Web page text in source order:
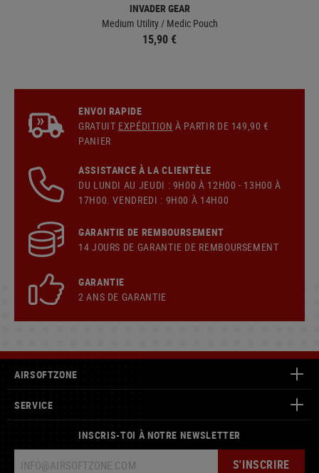
INVADER GEAR
Medium Utility / Medic Pouch
15,90 €
ENVOI RAPIDE
GRATUIT EXPÉDITION À PARTIR DE 149,90 €
PANIER
ASSISTANCE À LA CLIENTÈLE
DU LUNDI AU JEUDI : 9H00 À 12H00 - 13H00 À
17H00. VENDREDI : 9H00 À 14H00
GARANTIE DE REMBOURSEMENT
14 JOURS DE GARANTIE DE REMBOURSEMENT
GARANTIE
2 ANS DE GARANTIE
AIRSOFTZONE
SERVICE
INSCRIS-TOI À NOTRE NEWSLETTER
S'INSCRIRE